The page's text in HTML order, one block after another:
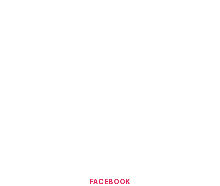
Categories
FACEBOOK